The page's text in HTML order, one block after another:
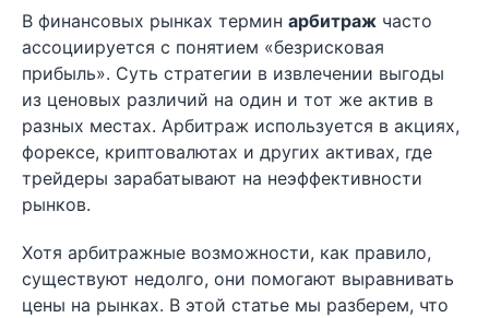
В финансовых рынках термин арбитраж часто
ассоциируется с понятием «безрисковая
прибыль». Суть стратегии в извлечении выгоды
из ценовых различий на один и тот же актив в
разных местах. Арбитраж используется в акциях,
форексе, криптовалютах и других активах, где
трейдеры зарабатывают на неэффективности
рынков.
Хотя арбитражные возможности, как правило,
существуют недолго, они помогают выравнивать
цены на рынках. В этой статье мы разберем, что